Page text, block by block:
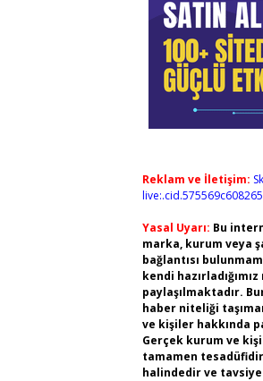
Reklam ve İletişim:
Yasal Uyarı: Bu
marka, kurum veya
bağlantısı
kendi
paylaşılmaktadır.
haber niteliği
ve kişiler hakkında
Gerçek kurum ve
tamamen
halindedir ve